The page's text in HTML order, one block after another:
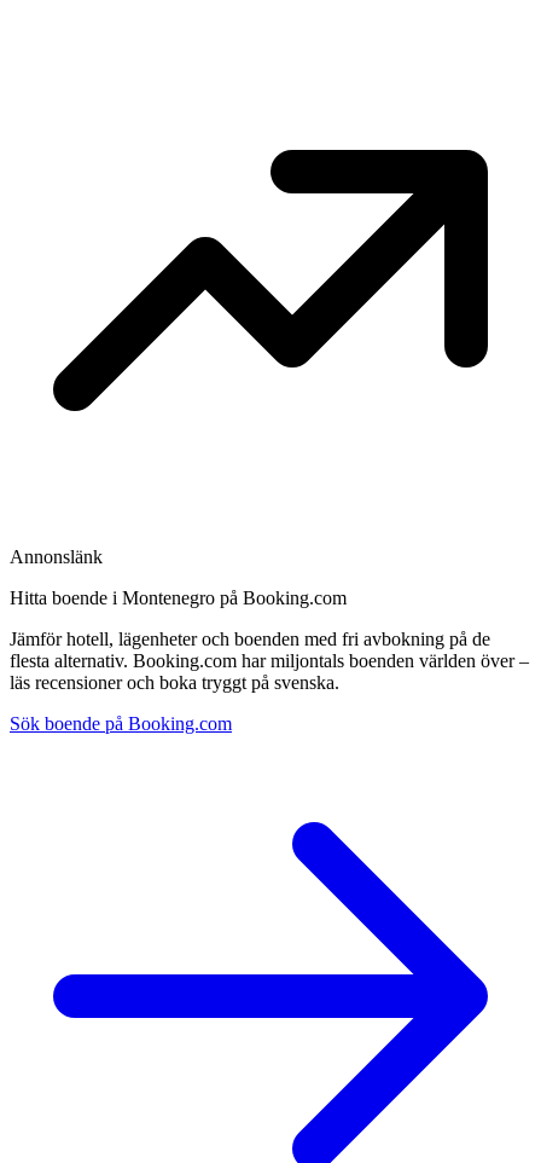
Annonslänk
Hitta boende i Montenegro på Booking.com
Jämför hotell, lägenheter och boenden med fri avbokning på de
flesta alternativ. Booking.com har miljontals boenden världen över –
läs recensioner och boka tryggt på svenska.
Sök boende på Booking.com